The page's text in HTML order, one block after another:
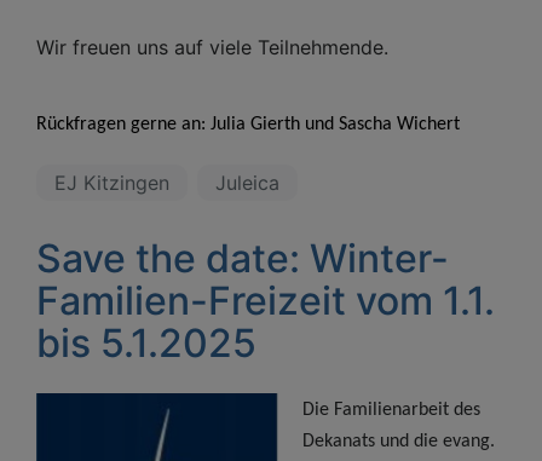
Wir freuen uns auf viele Teilnehmende.
Rückfragen gerne an: Julia Gierth und Sascha Wichert
EJ Kitzingen Juleica
Save the date: Winter-
Familien-Freizeit vom 1.1.
bis 5.1.2025
Die Familienarbeit des
Dekanats und die evang.